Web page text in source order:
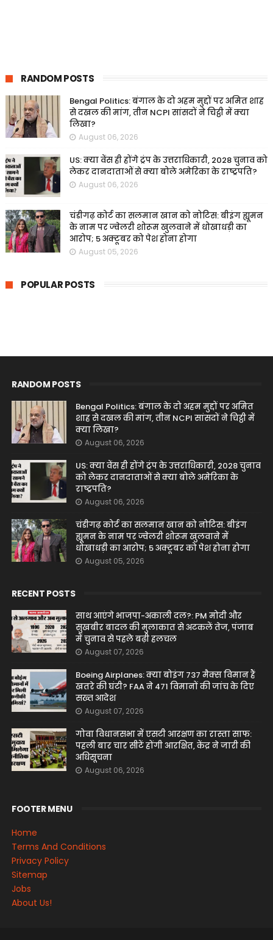
RANDOM POSTS
Bengal Politics: बंगाल के दो अहम मुद्दों पर अमित शाह
से दखल की मांग, तीन NCPI सांसदों ने चिट्ठी में क्या
लिखा?
August 06, 2026
US: क्या वेंस ही होंगे ट्रंप के उत्तराधिकारी, 2028 चुनाव को
लेकर दानदाताओं से क्या बोले अमेरिका के राष्ट्रपति?
August 06, 2026
चंडीगढ़ कोर्ट का सलमान खान को नोटिस: बीइंग ह्यूमन
के नाम पर ज्वेलरी शोरूम खुलवाने में धोखाधड़ी का
आरोप; 5 अक्टूबर को पेश होना होगा
August 05, 2026
POPULAR POSTS
RANDOM POSTS
Bengal Politics: बंगाल के दो अहम मुद्दों पर अमित
शाह से दखल की मांग, तीन NCPI सांसदों ने चिट्ठी में
क्या लिखा?
August 06, 2026
US: क्या वेंस ही होंगे ट्रंप के उत्तराधिकारी, 2028 चुनाव
को लेकर दानदाताओं से क्या बोले अमेरिका के
राष्ट्रपति?
August 06, 2026
चंडीगढ़ कोर्ट का सलमान खान को नोटिस: बीइंग
ह्यूमन के नाम पर ज्वेलरी शोरूम खुलवाने में
धोखाधड़ी का आरोप; 5 अक्टूबर को पेश होना होगा
August 05, 2026
RECENT POSTS
साथ आएंगे भाजपा-अकाली दल?: PM मोदी और
सुखबीर बादल की मुलाकात से अटकलें तेज, पंजाब
में चुनाव से पहले बढ़ी हलचल
August 07, 2026
Boeing Airplanes: क्या बोइंग 737 मैक्स विमान हैं
खतरे की घंटी? FAA ने 471 विमानों की जांच के दिए
सख्त आदेश
August 07, 2026
गोवा विधानसभा में एसटी आरक्षण का रास्ता साफ:
पहली बार चार सीटें होंगी आरक्षित, केंद्र ने जारी की
अधिसूचना
August 06, 2026
FOOTER MENU
Home
Terms And Conditions
Privacy Policy
Sitemap
Jobs
About Us!